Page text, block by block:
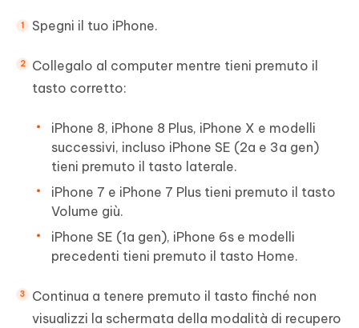
Spegni il tuo iPhone.
Collegalo al computer mentre tieni premuto il
tasto corretto:
iPhone 8, iPhone 8 Plus, iPhone X e modelli
successivi, incluso iPhone SE (2a e 3a gen)
tieni premuto il tasto laterale.
iPhone 7 e iPhone 7 Plus tieni premuto il tasto
Volume giù.
iPhone SE (1a gen), iPhone 6s e modelli
precedenti tieni premuto il tasto Home.
Continua a tenere premuto il tasto finché non
visualizzi la schermata della modalità di recupero